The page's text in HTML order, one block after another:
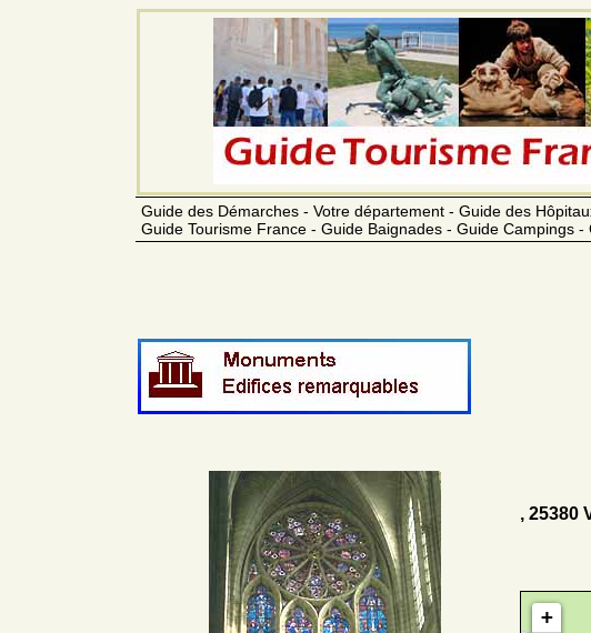
Guide des Démarches - Votre département - Guide des
Guide Tourisme France - Guide Baignades - Guide Campings
, 25380
+